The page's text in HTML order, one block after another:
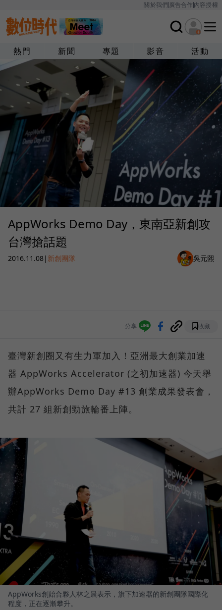
關於我們廣告合作內容授權
熱門 新聞 專題 影音 活動
AppWorks Demo Day，東南亞新創攻
台灣搶話題
2016.11.08| 新創團隊 吳元熙
分享 收藏
臺灣新創圈又有生力軍加入！亞洲最大創業加速
器 AppWorks Accelerator (之初加速器) 今天舉
辦AppWorks Demo Day #13 創業成果發表會，
共計 27 組新創勁旅輪番上陣。
AppWorks創始合夥人林之晨表示，旗下加速器的新創團隊國際化
程度，正在逐漸攀升。